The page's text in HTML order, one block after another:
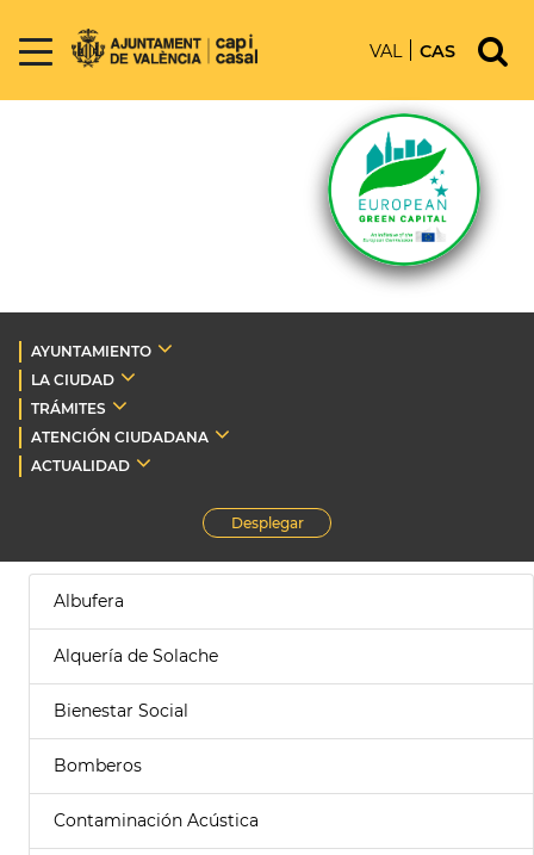
VAL CAS
AYUNTAMIENTO
LA CIUDAD
TRÁMITES
ATENCIÓN CIUDADANA
ACTUALIDAD
Desplegar
Albufera
Alquería de Solache
Bienestar Social
Bomberos
Contaminación Acústica